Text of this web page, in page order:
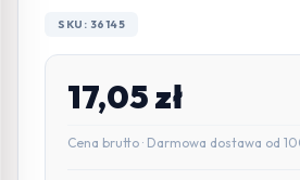
SKU: 36145
17,05zł
Cena brutto · Darmowa dostawa od